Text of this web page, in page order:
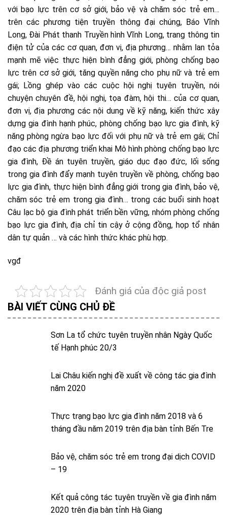
với bạo lực trên cơ sở giới, bảo vệ và chăm sóc trẻ em…
trên các phương tiện truyền thông đại chúng, Báo Vĩnh
Long, Đài Phát thanh Truyền hình Vĩnh Long, trang thông tin
điện tử của các cơ quan, đơn vị, địa phương… nhằm lan tỏa
mạnh mẽ việc thực hiện bình đẳng giới, phòng chống bạo
lực trên cơ sở giới, tăng quyền năng cho phụ nữ và trẻ em
gái; Lồng ghép vào các cuộc hội nghị tuyên truyền, nói
chuyện chuyên đề, hội nghị, tọa đàm, hội thi… của cơ quan,
đơn vị, địa phương các nội dung về kỹ năng, kiến thức xây
dựng gia đình hạnh phúc, phòng chống bạo lực gia đình, kỹ
năng phòng ngừa bạo lực đối với phụ nữ và trẻ em gái; Chỉ
đạo các địa phương triển khai Mô hình phòng chống bạo lực
gia đình, Đề án tuyên truyền, giáo dục đạo đức, lối sống
trong gia đình đẩy mạnh tuyên truyền về phòng, chống bạo
lực gia đình, thực hiện bình đẳng giới trong gia đình, bảo vệ,
chăm sóc trẻ em trong gia đình… trong các buổi sinh hoạt
Câu lạc bộ gia đình phát triển bền vững, nhóm phòng chống
bạo lực gia đình, địa chỉ tin cậy ở cộng đồng, họp tổ nhân
dân tự quản … và các hình thức khác phù hợp.
vgđ
Đánh giá của độc giả post
BÀI VIẾT CÙNG CHỦ ĐỀ
Sơn La tổ chức tuyên truyền nhân Ngày Quốc
tế Hạnh phúc 20/3
Lai Châu kiến nghị đề xuất về công tác gia đình
năm 2020
Thực trạng bạo lực gia đình năm 2018 và 6
tháng đầu năm 2019 trên địa bàn tỉnh Bến Tre
Bảo vệ, chăm sóc trẻ em trong đại dịch COVID
– 19
Kết quả công tác tuyên truyền về gia đình năm
2020 trên địa bàn tỉnh Hà Giang